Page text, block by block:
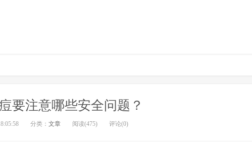
要注意哪些安全问题？
分类： 文章 阅读(475) 评论(0)